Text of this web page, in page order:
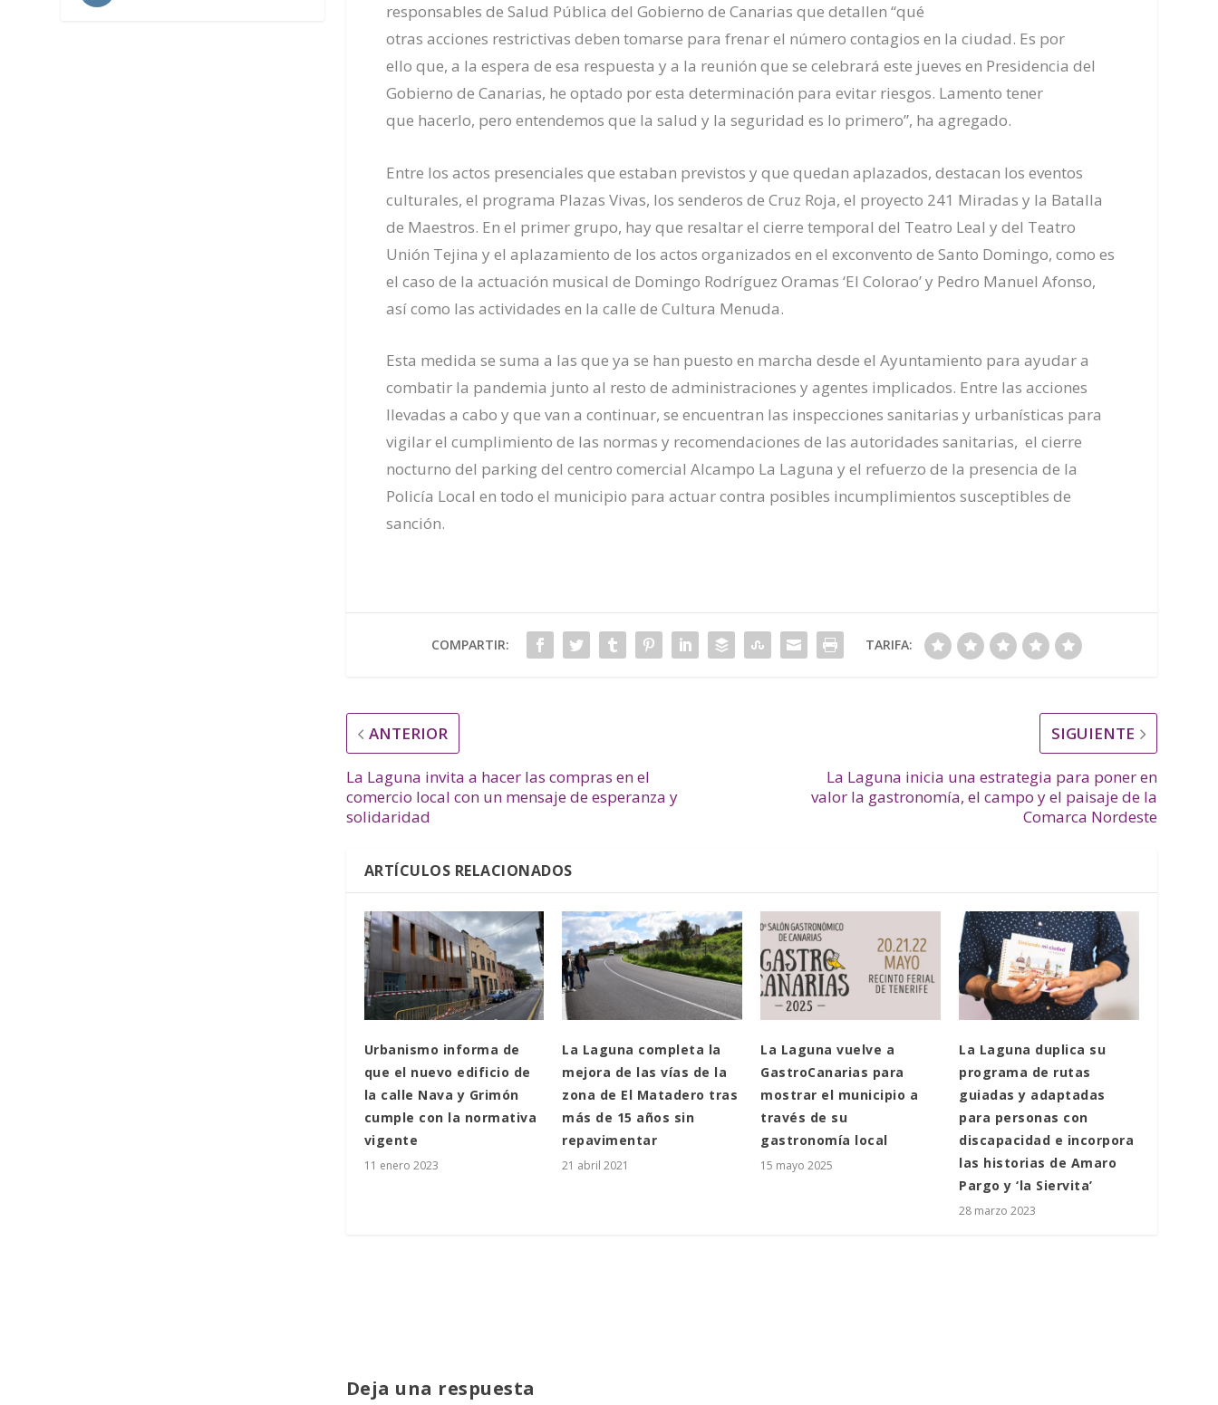
responsables de Salud Pública del Gobierno de Canariasque detallen “qué
otrasacciones restrictivasdebentomarse parafrenarel número contagios en la ciudad. Es por
ello que, a la espera deesa respuesta y a la reunión que se celebrará este jueves en Presidencia del
Gobierno de Canarias, heoptado por esta determinación para evitar riesgos. Lamento tener
que hacerlo, pero entendemos que la salud y la seguridad es lo primero”, ha agregado.
Entre los actos presenciales que estaban previstos y que quedan aplazados, destacan los eventos
culturales, el programa Plazas Vivas, los senderos de Cruz Roja, el proyecto 241 Miradas y la Batalla
de Maestros. En el primer grupo, hay que resaltar el cierre temporal del Teatro Leal y del Teatro
Unión Tejina y el aplazamiento de los actos organizados en el exconvento de Santo Domingo, como es
el caso de la actuación musical de Domingo Rodríguez Oramas ‘ElColorao’ y Pedro Manuel Afonso,
así como las actividades en la calle de Cultura Menuda.
Esta medida se suma a las que ya se han puesto en marcha desde el Ayuntamiento para ayudar a
combatir la pandemia junto al resto de administraciones y agentes implicados. Entre las acciones
llevadas a cabo y que van a continuar, se encuentran las inspecciones sanitarias y urbanísticas para
vigilar el cumplimiento de las normas y recomendaciones de las autoridades sanitarias, el cierre
nocturno del parkingdel centro comercial Alcampo La Laguna y el refuerzo de la presencia de la
Policía Local en todo el municipio para actuar contra posibles incumplimientos susceptibles de
sanción.
COMPARTIR: TARIFA:
ANTERIOR
La Laguna invita a hacer las compras en el
comercio local con un mensaje de esperanza y
solidaridad
SIGUIENTE
La Laguna inicia una estrategia para poner en
valor la gastronomía, el campo y el paisaje de la
Comarca Nordeste
ARTÍCULOS RELACIONADOS
Urbanismo informa de
que el nuevo edificio de
la calle Nava y Grimón
cumple con la normativa
vigente
11 enero 2023
La Laguna completa la
mejora de las vías de la
zona de El Matadero tras
más de 15 años sin
repavimentar
21 abril 2021
La Laguna vuelve a
GastroCanarias para
mostrar el municipio a
través de su
gastronomía local
15 mayo 2025
La Laguna duplica su
programa de rutas
guiadas y adaptadas
para personas con
discapacidad e incorpora
las historias de Amaro
Pargo y ‘la Siervita’
28 marzo 2023
Deja una respuesta